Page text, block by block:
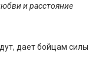
и расстояние
дает бойцам силы